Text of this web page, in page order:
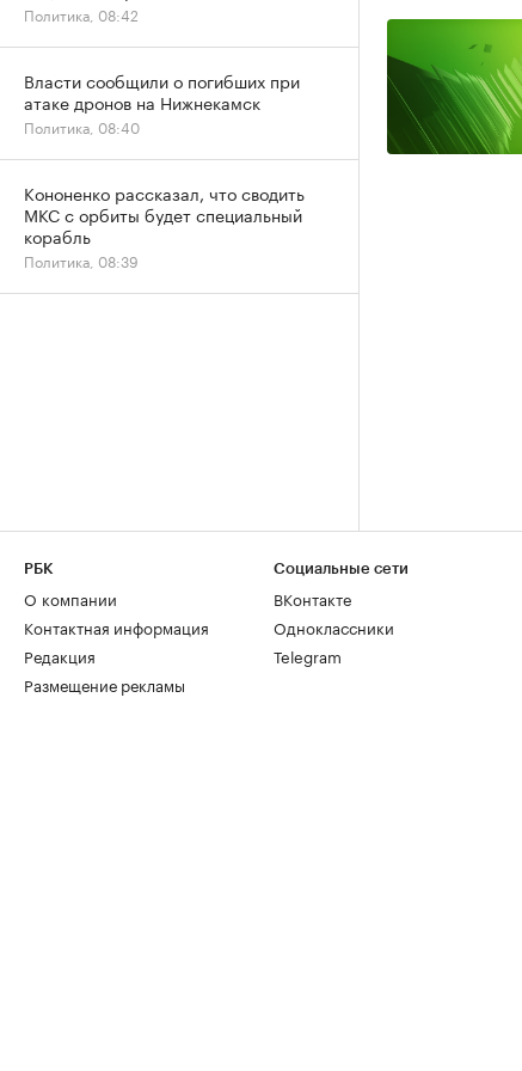
Политика, 08:42
Власти сообщили о погибших при
атаке дронов на Нижнекамск
Политика, 08:40
Кононенко рассказал, что сводить
МКС с орбиты будет специальный
корабль
Политика, 08:39
РБК
О компании
Контактная информация
Редакция
Размещение рекламы
Социальные сети
ВКонтакте
Одноклассники
Telegram